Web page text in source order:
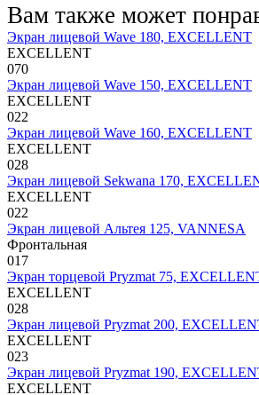
Вам также может
Экран лицевой Wave 180, EXCELLENT
EXCELLENT
070
Экран лицевой Wave 150, EXCELLENT
EXCELLENT
022
Экран лицевой Wave 160, EXCELLENT
EXCELLENT
028
Экран лицевой Sekwana 170,
EXCELLENT
022
Экран лицевой Альтея 125, VANNESA
Фронтальная
017
Экран торцевой Pryzmat 75,
EXCELLENT
028
Экран лицевой Pryzmat 200,
EXCELLENT
023
Экран лицевой Pryzmat 190,
EXCELLENT